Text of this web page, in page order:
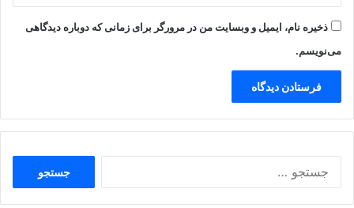
ذخیره نام، ایمیل و وبسایت من در مرورگر برای زمانی که دوباره دیدگاهی
می‌نویسم.